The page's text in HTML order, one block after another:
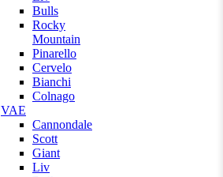
Bulls
Rocky
Mountain
Pinarello
Cervelo
Bianchi
Colnago
VAE
Cannondale
Scott
Giant
Liv